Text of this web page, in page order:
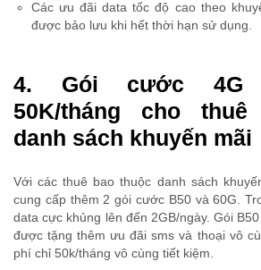
Các ưu đãi data tốc độ cao theo
được bảo lưu khi hết thời hạn sử dụng.
4. Gói cước 4G
50K/tháng cho
danh sách khuyến mãi
Với các thuê bao thuộc danh sách
cung cấp thêm 2 gói cước B50 và 60G.
data cực khủng lên đến 2GB/ngày. Gói
được tặng thêm ưu đãi sms và thoại vô
phí chỉ 50k/tháng vô cùng tiết kiệm.